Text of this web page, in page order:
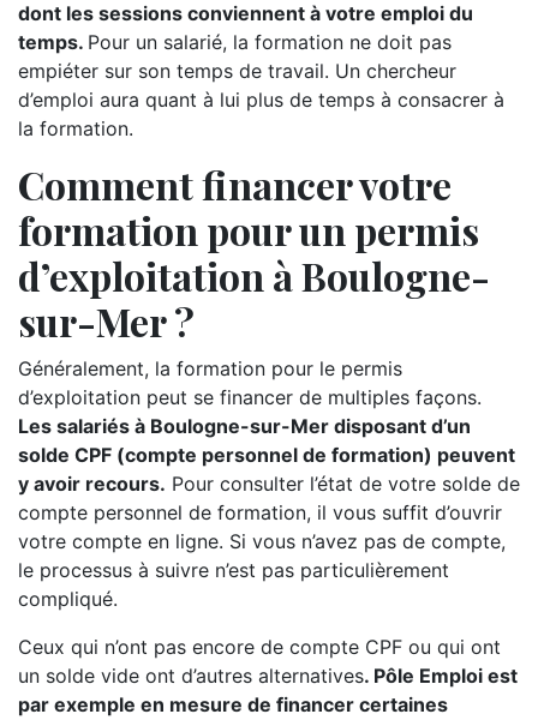
dont les sessions conviennent à votre emploi du
temps. Pour un salarié, la formation ne doit pas
empiéter sur son temps de travail. Un chercheur
d’emploi aura quant à lui plus de temps à consacrer à
la formation.
Comment financer votre
formation pour un permis
d’exploitation à Boulogne-
sur-Mer ?
Généralement, la formation pour le permis
d’exploitation peut se financer de multiples façons.
Les salariés à Boulogne-sur-Mer disposant d’un
solde CPF (compte personnel de formation) peuvent
y avoir recours. Pour consulter l’état de votre solde de
compte personnel de formation, il vous suffit d’ouvrir
votre compte en ligne. Si vous n’avez pas de compte,
le processus à suivre n’est pas particulièrement
compliqué.
Ceux qui n’ont pas encore de compte CPF ou qui ont
un solde vide ont d’autres alternatives. Pôle Emploi est
par exemple en mesure de financer certaines